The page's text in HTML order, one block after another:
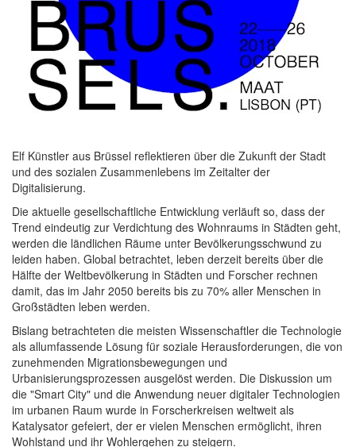
Elf Künstler aus Brüssel reflektieren über die Zukunft der Stadt
und des sozialen Zusammenlebens im Zeitalter der
Digitalisierung.
Die aktuelle gesellschaftliche Entwicklung verläuft so, dass der
Trend eindeutig zur Verdichtung des Wohnraums in Städten geht,
werden die ländlichen Räume unter Bevölkerungsschwund zu
leiden haben. Global betrachtet, leben derzeit bereits über die
Hälfte der Weltbevölkerung in Städten und Forscher rechnen
damit, das im Jahr 2050 bereits bis zu 70% aller Menschen in
Großstädten leben werden.
Bislang betrachteten die meisten Wissenschaftler die Technologie
als allumfassende Lösung für soziale Herausforderungen, die von
zunehmenden Migrationsbewegungen und
Urbanisierungsprozessen ausgelöst werden. Die Diskussion um
die "Smart City" und die Anwendung neuer digitaler Technologien
im urbanen Raum wurde in Forscherkreisen weltweit als
Katalysator gefeiert, der er vielen Menschen ermöglicht, ihren
Wohlstand und ihr Wohlergehen zu steigern.